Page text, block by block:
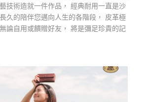
技術造就一件作品， 經典耐用一直是沙
久的陪伴您邁向人生的各階段， 皮革極
論自用或饋贈好友， 將是彌足珍貴的記